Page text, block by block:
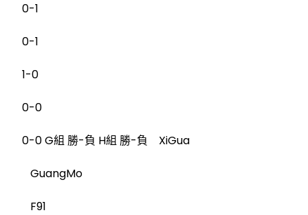
0-1
0-1
1-0
0-0
0-0 G組 勝-負 H組 勝-負 XiGua
GuangMo
F91